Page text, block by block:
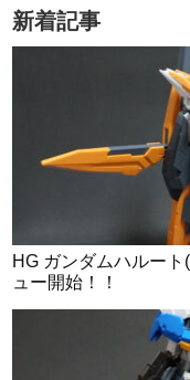
新着記事
HG ガンダムハルー
ュー開始！！